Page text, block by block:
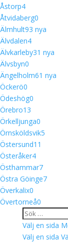
Åstorp4
Åtvidaberg0
Älmhult93 nya
Älvdalen4
Älvkarleby31 nya
Älvsbyn0
Ängelholm61 nya
Öckerö0
Ödeshög0
Örebro13
Örkelljunga0
Örnsköldsvik5
Östersund11
Österåker4
Östhammar7
Östra Göinge7
Överkalix0
Övertorneå0
Välj en sida
Välj en sida